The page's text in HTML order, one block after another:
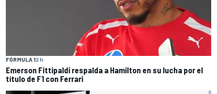
FÓRMULA 12 h
Emerson Fittipaldi respalda a Hamilton en su lucha por el
título de F1 con Ferrari